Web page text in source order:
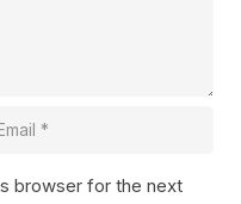
browser for the next